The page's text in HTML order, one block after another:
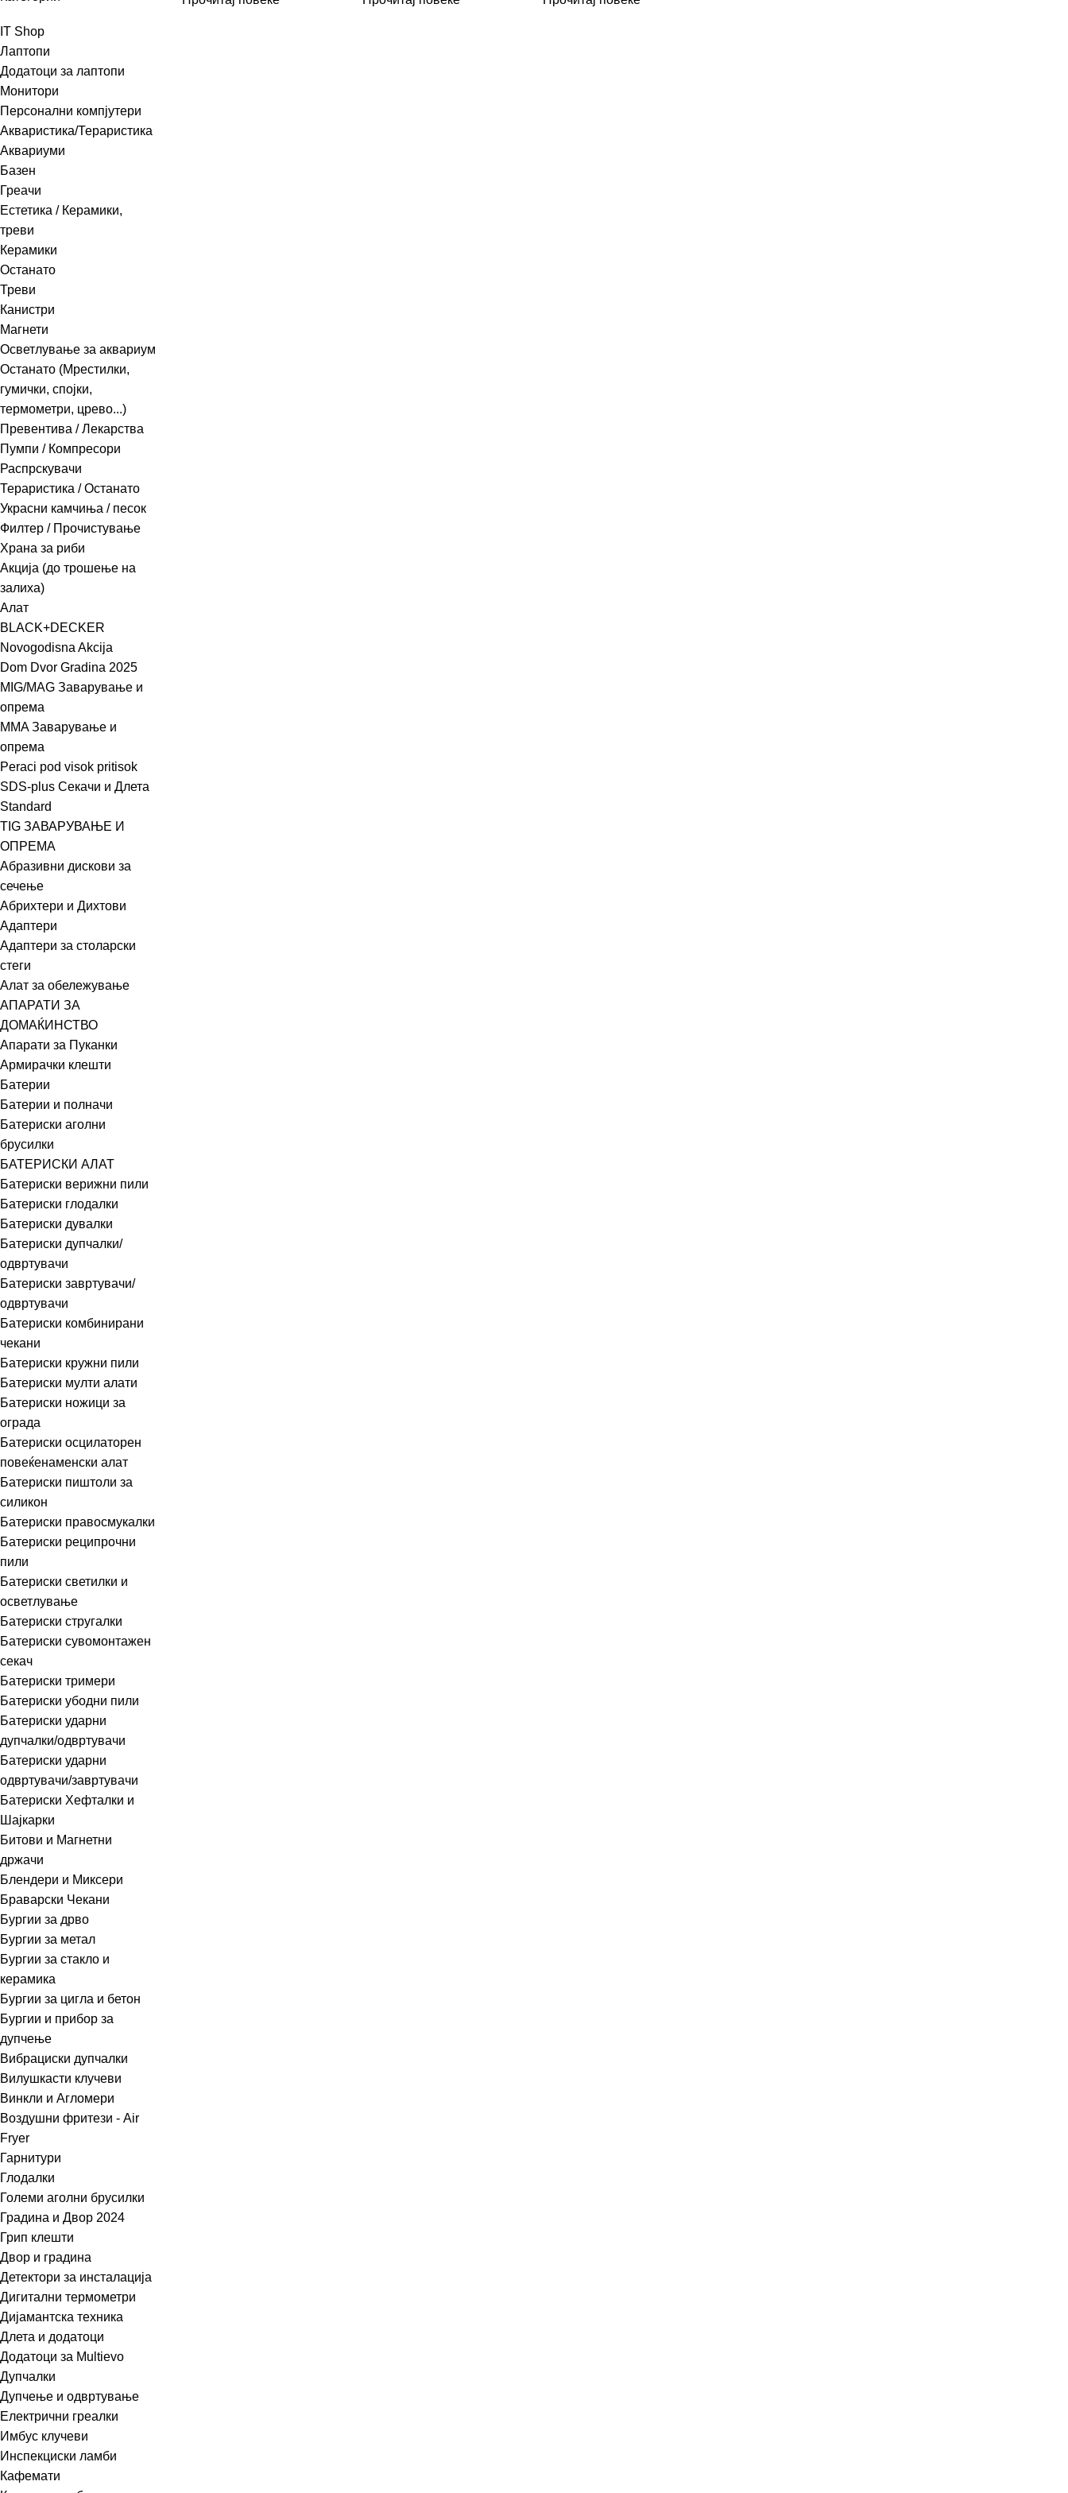
IT Shop
Лаптопи
Додатоци за лаптопи
Монитори
Персонални компјутери
Акваристика/Тераристика
Аквариуми
Базен
Греачи
Естетика / Керамики,
треви
Керамики
Останато
Треви
Канистри
Магнети
Осветлување за аквариум
Останато (Мрестилки,
гумички, спојки,
термометри, црево...)
Превентива / Лекарства
Пумпи / Компресори
Распрскувачи
Тераристика / Останато
Украсни камчиња / песок
Филтер / Прочистување
Храна за риби
Акција (до трошење на
залиха)
Алат
BLACK+DECKER
Novogodisna Akcija
Dom Dvor Gradina 2025
MIG/MAG Заварување и
опрема
MMA Заварување и
опрема
Peraci pod visok pritisok
SDS-plus Секачи и Длета
Standard
TIG ЗАВАРУВАЊЕ И
ОПРЕМА
Абразивни дискови за
сечење
Абрихтери и Дихтови
Адаптери
Адаптери за столарски
стеги
Алат за обележување
АПАРАТИ ЗА
ДОМАЌИНСТВО
Апарати за Пуканки
Армирачки клешти
Батерии
Батерии и полначи
Батериски аголни
брусилки
БАТЕРИСКИ АЛАТ
Батериски верижни пили
Батериски глодалки
Батериски дувалки
Батериски дупчалки/
одвртувачи
Батериски завртувачи/
одвртувачи
Батериски комбинирани
чекани
Батериски кружни пили
Батериски мулти алати
Батериски ножици за
ограда
Батериски осцилаторен
повеќенаменски алат
Батериски пиштоли за
силикон
Батериски правосмукалки
Батериски реципрочни
пили
Батериски светилки и
осветлување
Батериски стругалки
Батериски сувомонтажен
секач
Батериски тримери
Батериски убодни пили
Батериски ударни
дупчалки/одвртувачи
Батериски ударни
одвртувачи/завртувачи
Батериски Хефталки и
Шајкарки
Битови и Магнетни
држачи
Блендери и Миксери
Браварски Чекани
Бургии за дрво
Бургии за метал
Бургии за стакло и
керамика
Бургии за цигла и бетон
Бургии и прибор за
дупчење
Вибрациски дупчалки
Вилушкасти клучеви
Винкли и Агломери
Воздушни фритези - Air
Fryer
Гарнитури
Глодалки
Големи аголни брусилки
Градина и Двор 2024
Грип клешти
Двор и градина
Детектори за инсталација
Дигитални термометри
Дијамантска техника
Длета и додатоци
Додатоци за Multievo
Дупчалки
Дупчење и одвртување
Електрични греалки
Имбус клучеви
Инспекциски ламби
Кафемати